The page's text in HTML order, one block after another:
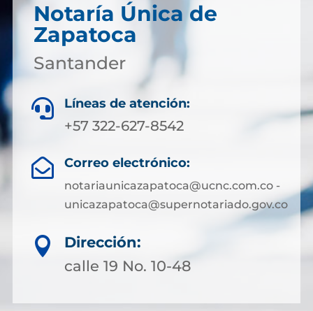
Notaría Única de
Zapatoca
Santander
 Líneas de atención:
+57 322-627-8542
 Correo electrónico:
notariaunicazapatoca@ucnc.com.co -
unicazapatoca@supernotariado.gov.co

Dirección:
calle 19 No. 10-48